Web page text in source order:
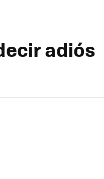
adiós